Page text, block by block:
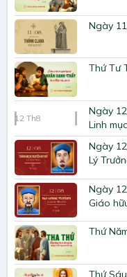
Ngày
Thứ Tư
12 Th8
Ngày
Linh
Ngày
Lý
Ngày
Giáo
Thứ
Thứ